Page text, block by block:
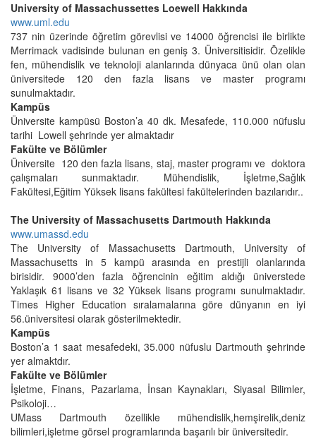
University of Massachussettes Loewell Hakkında
www.uml.edu
737 nin üzerinde öğretim görevlisi ve 14000 öğrencisi ile birlikte
Merrimack vadisinde bulunan en geniş 3. Üniversitisidir. Özelikle
fen, mühendislik ve teknoloji alanlarında dünyaca ünü olan olan
üniversitede 120 den fazla lisans ve master programı
sunulmaktadır.
Kampüs
Üniversite kampüsü Boston’a 40 dk. Mesafede, 110.000 nüfuslu
tarihi Lowell şehrinde yer almaktadır
Fakülte ve Bölümler
Üniversite 120 den fazla lisans, staj, master programı ve doktora
çalışmaları sunmaktadır. Mühendislik, İşletme,Sağlık
Fakültesi,Eğitim Yüksek lisans fakültesi fakültelerinden bazılarıdır..
The University of Massachusetts Dartmouth Hakkında
www.umassd.edu
The University of Massachusetts Dartmouth, University of
Massachusetts in 5 kampü arasında en prestijli olanlarında
birisidir. 9000’den fazla öğrencinin eğitim aldığı üniverstede
Yaklaşık 61 lisans ve 32 Yüksek lisans programı sunulmaktadır.
Times Higher Education sıralamalarına göre dünyanın en iyi
56.üniversitesi olarak gösterilmektedir.
Kampüs
Boston’a 1 saat mesafedeki, 35.000 nüfuslu Dartmouth şehrinde
yer almaktdır.
Fakülte ve Bölümler
İşletme, Finans, Pazarlama, İnsan Kaynakları, Siyasal Bilimler,
Psikoloji…
UMass Dartmouth özellikle mühendislik,hemşirelik,deniz
bilimleri,işletme görsel programlarında başarılı bir üniversitedir.